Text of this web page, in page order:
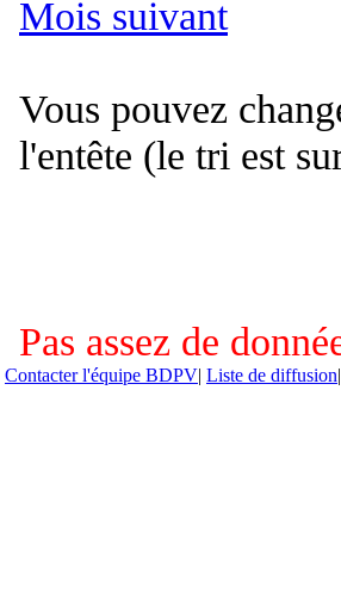
Mois suivant
Vous pouvez
l'entête (le tri est
Pas assez de
Contacter l'équipe BDPV| Liste de diffusion